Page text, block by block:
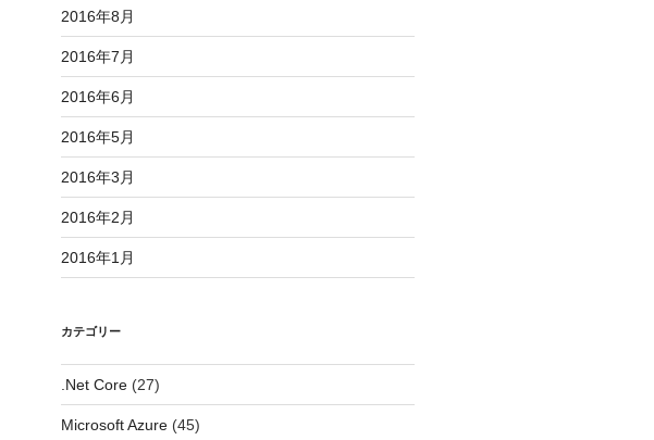
2016年8月
2016年7月
2016年6月
2016年5月
2016年3月
2016年2月
2016年1月
カテゴリー
.Net Core(27)
Microsoft Azure(45)